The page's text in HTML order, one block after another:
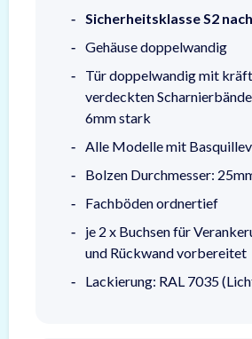
Sicherheitsklasse S2
Gehäuse doppelwandig
Tür doppelwandig mit
verdeckten
6mm stark
Alle Modelle mit
Bolzen Durchmesser:
Fachböden ordnertief
je 2 x Buchsen für
und Rückwand vorbereitet
Lackierung: RAL 7035